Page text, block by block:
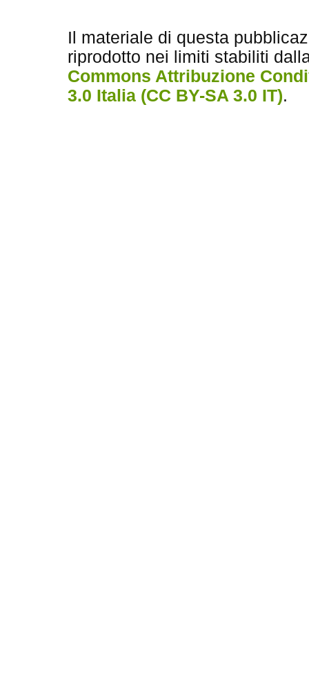
Il materiale di questa
riprodotto nei limiti stabiliti
Commons Attribuzione
3.0 Italia (CC BY-SA 3.0 IT).